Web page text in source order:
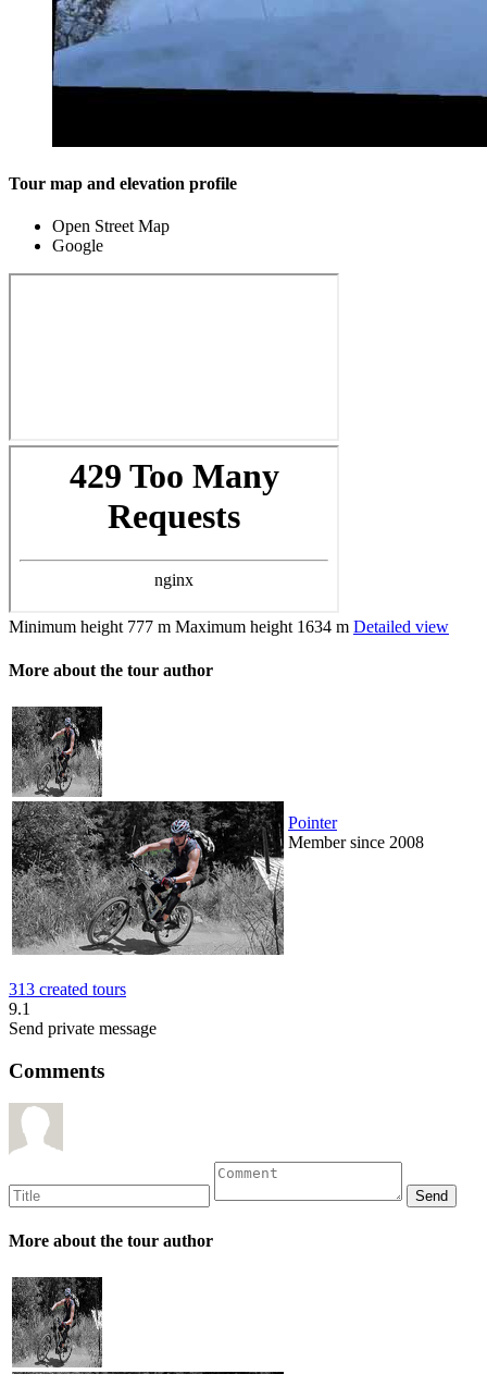
Tour map and elevation profile
Open Street Map
Google
Minimum height 777 m Maximum height 1634 m Detailed view
More about the tour author
Pointer
Member since 2008
313 created tours
9.1
Send private message
Comments
More about the tour author